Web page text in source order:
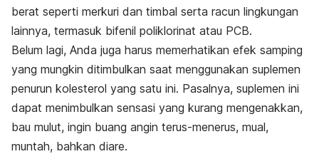
berat seperti merkuri dan timbal serta racun lingkungan
lainnya, termasuk bifenil poliklorinat atau PCB.
Belum lagi, Anda juga harus memerhatikan efek samping
yang mungkin ditimbulkan saat menggunakan suplemen
penurun kolesterol yang satu ini. Pasalnya, suplemen ini
dapat menimbulkan sensasi yang kurang mengenakkan,
bau mulut, ingin buang angin terus-menerus, mual,
muntah, bahkan diare.